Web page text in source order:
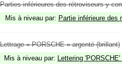
Parties inférieures des rétroviseurs y
Mis à niveau par: Partie inférieure des
Lettrage « PORSCHE » argenté (brillant)
Mis à niveau par: Lettering